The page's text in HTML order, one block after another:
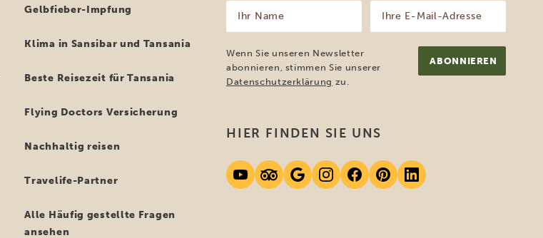
Gelbfieber-Impfung
Klima in Sansibar und Tansania
Beste Reisezeit für Tansania
Flying Doctors Versicherung
Nachhaltig reisen
Travelife-Partner
Alle Häufig gestellte Fragen
ansehen
Name
(erforderlich)
Mail-
(erforderlich)
Wenn Sie unseren Newsletter
abonnieren, stimmen Sie unserer
Datenschutzerklärung zu.
HIER FINDEN SIE UNS